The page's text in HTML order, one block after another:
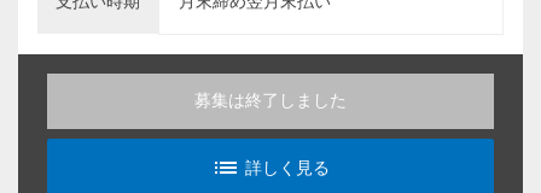
募集は終了しました
list_alt
詳しく見る